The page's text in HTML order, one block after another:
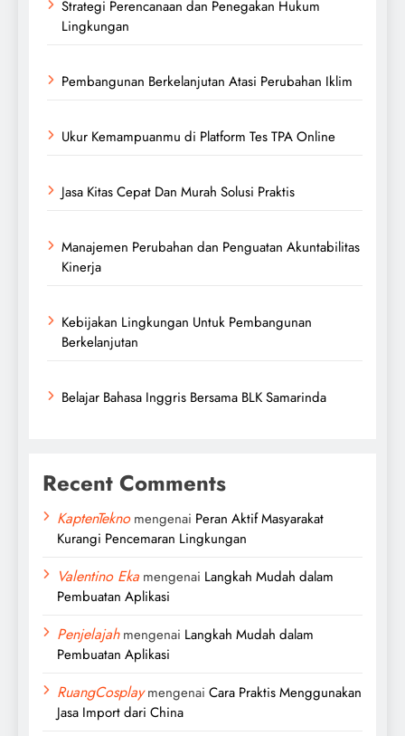
Strategi Perencanaan dan Penegakan Hukum
Lingkungan
Pembangunan Berkelanjutan Atasi Perubahan Iklim
Ukur Kemampuanmu di Platform Tes TPA Online
Jasa Kitas Cepat Dan Murah Solusi Praktis
Manajemen Perubahan dan Penguatan Akuntabilitas
Kinerja
Kebijakan Lingkungan Untuk Pembangunan
Berkelanjutan
Belajar Bahasa Inggris Bersama BLK Samarinda
Recent Comments
KaptenTeknomengenai Peran Aktif Masyarakat
Kurangi Pencemaran Lingkungan
Valentino Eka mengenai Langkah Mudah dalam
Pembuatan Aplikasi
Penjelajahmengenai Langkah Mudah dalam
Pembuatan Aplikasi
RuangCosplaymengenai Cara Praktis Menggunakan
Jasa Import dari China